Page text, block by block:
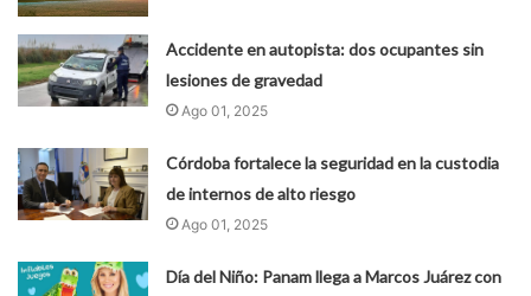
Accidente en autopista: dos ocupantes sin
lesiones de gravedad
Ago 01, 2025
Córdoba fortalece la seguridad en la custodia
de internos de alto riesgo
Ago 01, 2025
Día del Niño: Panam llega a Marcos Juárez con